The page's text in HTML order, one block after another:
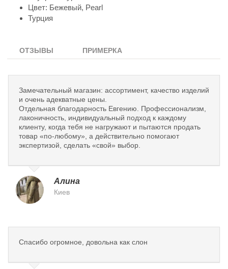
Цвет: Бежевый, Pearl
Турция
ОТЗЫВЫ ПРИМЕРКА
Замечательный магазин: ассортимент, качество изделий
и очень адекватные цены.
Отдельная благодарность Евгению. Профессионализм,
лаконичность, индивидуальный подход к каждому
клиенту, когда тебя не нагружают и пытаются продать
товар «по-любому», а действительно помогают
экспертизой, сделать «свой» выбор.
Алина
Киев
Спасибо огромное, довольна как слон